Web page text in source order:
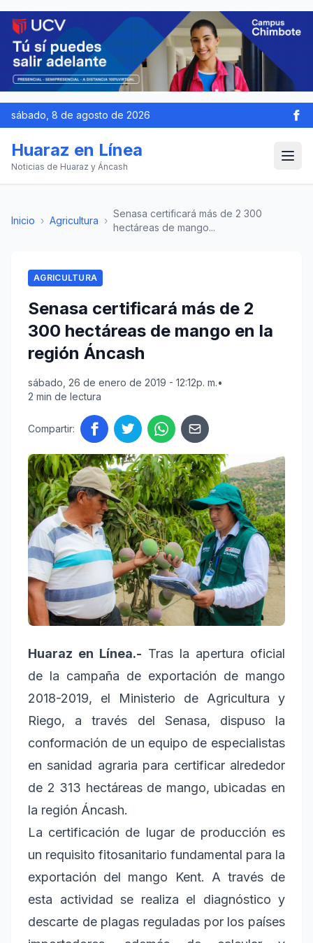
sábado, 8 de agosto de 2026
Huaraz en Línea
Noticias de Huaraz y Áncash
Inicio › Agricultura ›
Senasa certificará más de 2 300
hectáreas de mango...
AGRICULTURA
Senasa certificará más de 2
300 hectáreas de mango en la
región Áncash
sábado, 26 de enero de 2019 - 12:12p. m.•
2 min de lectura
Compartir:
Huaraz en Línea.- Tras la apertura oficial
de la campaña de exportación de mango
2018-2019, el Ministerio de Agricultura y
Riego, a través del Senasa, dispuso la
conformación de un equipo de especialistas
en sanidad agraria para certificar alrededor
de 2 313 hectáreas de mango, ubicadas en
la región Áncash.
La certificación de lugar de producción es
un requisito fitosanitario fundamental para la
exportación del mango Kent. A través de
esta actividad se realiza el diagnóstico y
descarte de plagas reguladas por los países